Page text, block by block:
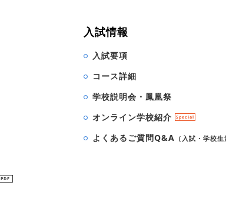
PDF
入試情報
入試要項
コース詳細
学校説明会・鳳凰祭
オンライン学校紹介
Special
よくあるご質問Q&A （入試・学校生